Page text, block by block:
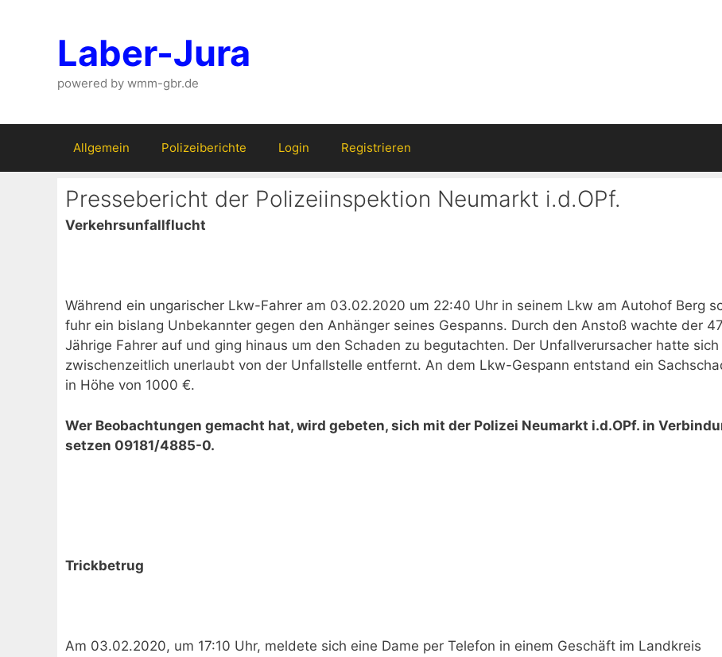
Laber-Jura
powered by wmm-gbr.de
Allgemein Polizeiberichte Login Registrieren
Pressebericht der Polizeiinspektion Neumarkt i.d.OPf.
Verkehrsunfallflucht
Während ein ungarischer Lkw-Fahrer am 03.02.2020 um 22:40 Uhr in seinem Lkw am Autohof Berg
fuhr ein bislang Unbekannter gegen den Anhänger seines Gespanns. Durch den Anstoß wachte der
Jährige Fahrer auf und ging hinaus um den Schaden zu begutachten. Der Unfallverursacher hatte sich
zwischenzeitlich unerlaubt von der Unfallstelle entfernt. An dem Lkw-Gespann entstand ein
in Höhe von 1000 €.
Wer Beobachtungen gemacht hat, wird gebeten, sich mit der Polizei Neumarkt i.d.OPf. in
setzen 09181/4885-0.
Trickbetrug
Am 03.02.2020, um 17:10 Uhr, meldete sich eine Dame per Telefon in einem Geschäft im Landkreis